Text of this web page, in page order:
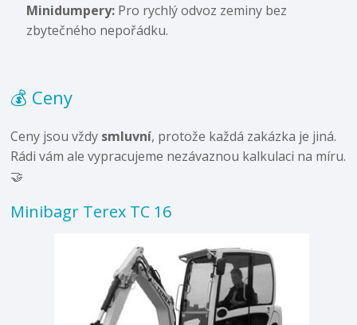
Minidumpery: Pro rychlý odvoz zeminy bez
zbytečného nepořádku.
💰 Ceny
Ceny jsou vždy smluvní, protože každá zakázka je jiná.
Rádi vám ale vypracujeme nezávaznou kalkulaci na míru.
🤝
Minibagr Terex TC 16